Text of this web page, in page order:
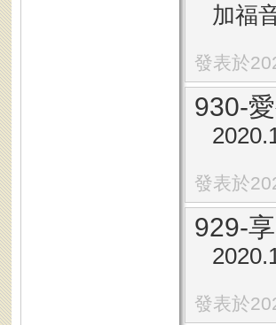
加福
發表於
930-
發表於
929-
發表於